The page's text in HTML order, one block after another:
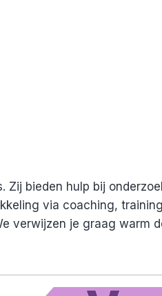
Zij bieden hulp bij
via coaching,
verwijzen je graag warm